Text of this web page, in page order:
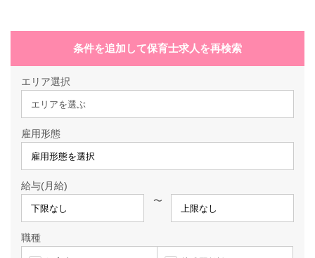
条件を追加して保育士求人を再検索
エリア選択
エリアを選ぶ
雇用形態
給与(月給)
〜
職種